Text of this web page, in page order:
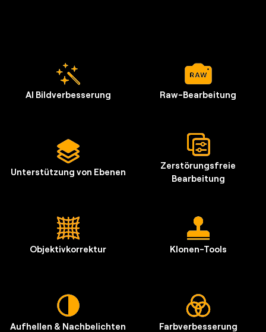
AI Bildverbesserung Raw-Bearbeitung
Unterstützung von Ebenen
Zerstörungsfreie
Bearbeitung
Objektivkorrektur Klonen-Tools
Aufhellen & Nachbelichten Farbverbesserung